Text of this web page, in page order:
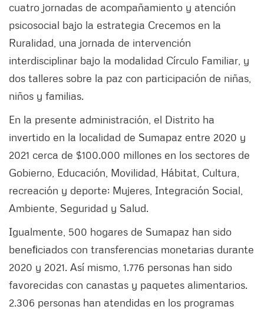
cuatro jornadas de acompañamiento y atención
psicosocial bajo la estrategia Crecemos en la
Ruralidad, una jornada de intervención
interdisciplinar bajo la modalidad Círculo Familiar, y
dos talleres sobre la paz con participación de niñas,
niños y familias.
En la presente administración, el Distrito ha
invertido en la localidad de Sumapaz entre 2020 y
2021 cerca de $100.000 millones en los sectores de
Gobierno, Educación, Movilidad, Hábitat, Cultura,
recreación y deporte; Mujeres, Integración Social,
Ambiente, Seguridad y Salud.
Igualmente, 500 hogares de Sumapaz han sido
beneﬁciados con transferencias monetarias durante
2020 y 2021. Así mismo, 1.776 personas han sido
favorecidas con canastas y paquetes alimentarios.
2.306 personas han atendidas en los programas